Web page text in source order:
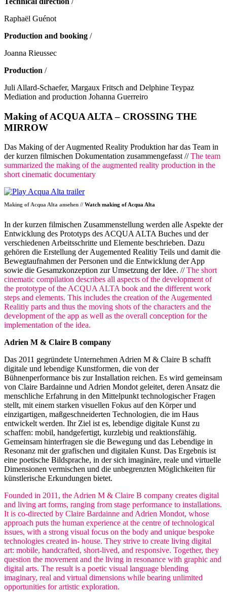
Raphaël Guénot
Production and booking /
Joanna Rieussec
Production /
Juli Allard-Schaefer, Margaux Fritsch and Delphine Teypaz
Mediation and production Johanna Guerreiro
Making of ACQUA ALTA – CROSSING THE
MIRROW
Das Making of der Augmented Reality Produktion har das Team in
der kurzen filmischen Dokumentation zusammengefasst //The team
summarized the making of the augmented reality production in the
short cinematic documentary
Making of Acqua Alta ansehen // Watch making of Acqua Alta
In der kurzen filmischen Zusammenstellung werden alle Aspekte der
Entwicklung des Prototyps des ACQUA ALTA Buches und der
verschiedenen Arbeitsschritte und Elemente beschrieben. Dazu
gehören die Erstellung der Augemented Realitiy Teils und damit die
Bewegtaufnahmen der Personen und die Entwicklung der App
sowie die Gesamzkonzeption zur Umsetzung der Idee. //The short
cinematic compilation describes all aspects of the development of
the prototype of the ACQUA ALTA book and the different work
steps and elements. This includes the creation of the Augemented
Realitiy parts and thus the moving shots of the characters and the
development of the app as well as the overall conception for the
implementation of the idea.
Adrien M & Claire B company
Das 2011 gegründete Unternehmen Adrien M & Claire B schafft
digitale und lebendige Kunstformen, die von der
Bühnenperformance bis zur Installation reichen. Es wird gemeinsam
von Claire Bardainne und Adrien Mondot geleitet, deren Ansatz die
menschliche Erfahrung in den Mittelpunkt technologischer Fragen
stellt, mit einem starken visuellen Fokus auf den Körper und
einzigartigen, maßgeschneiderten Technologien, die im Haus
entwickelt werden. Ihr Ziel ist es, lebendige digitale Kunst zu
schaffen: mobil, handgefertigt, kurzlebig und reaktionsfähig.
Gemeinsam hinterfragen sie die Bewegung und das Lebendige in
Resonanz mit der grafischen und digitalen Kunst. Das Ergebnis ist
eine poetische Bildsprache, in der sich imaginäre, reale und virtuelle
Dimensionen vermischen und die unbegrenzten Möglichkeiten für
künstlerische Erkundungen bietet.
Founded in 2011, the Adrien M & Claire B company creates digital
and living art forms, ranging from stage performance to installations.
It is co-directed by Claire Bardainne and Adrien Mondot, whose
approach puts the human experience at the centre of technological
issues, with a strong visual focus on the body and unique bespoke
technologies created in- house. They strive to create living digital
art: mobile, handcrafted, short-lived, and responsive. Together, they
question the movement and the living in resonance with graphic and
digital arts. The result is a poetic visual language blending
imaginary, real and virtual dimensions while bearing unlimited
opportunities for artistic exploration.